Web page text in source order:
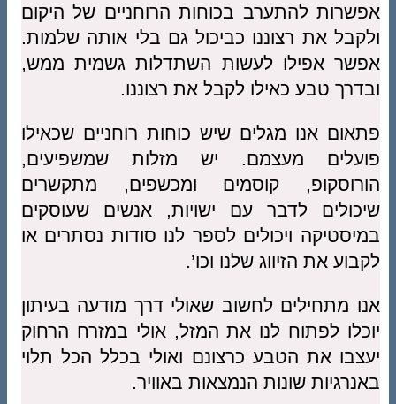
אפשרות להתערב בכוחות הרוחניים של היקום
ולקבל את רצוננו כביכול גם בלי אותה שלמות.
אפשר אפילו לעשות השתדלות גשמית ממש,
ובדרך טבע כאילו לקבל את רצוננו.
פתאום אנו מגלים שיש כוחות רוחניים שכאילו
פועלים מעצמם. יש מזלות שמשפיעים,
הורוסקופ, קוסמים ומכשפים, מתקשרים
שיכולים לדבר עם ישויות, אנשים שעוסקים
במיסטיקה ויכולים לספר לנו סודות נסתרים או
לקבוע את הזיווג שלנו וכו’.
אנו מתחילים לחשוב שאולי דרך מודעה בעיתון
יוכלו לפתוח לנו את המזל, אולי במזרח הרחוק
יעצבו את הטבע כרצונם ואולי בכלל הכל תלוי
באנרגיות שונות הנמצאות באוויר.